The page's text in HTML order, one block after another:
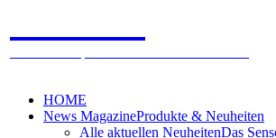
HOME
News MagazineProdukte & Neuheiten
Alle aktuellen NeuheitenDas